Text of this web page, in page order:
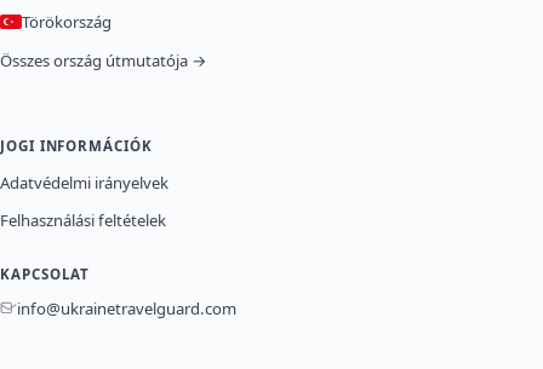
Törökország
Összes ország útmutatója →
JOGI INFORMÁCIÓK
Adatvédelmi irányelvek
Felhasználási feltételek
KAPCSOLAT
info@ukrainetravelguard.com